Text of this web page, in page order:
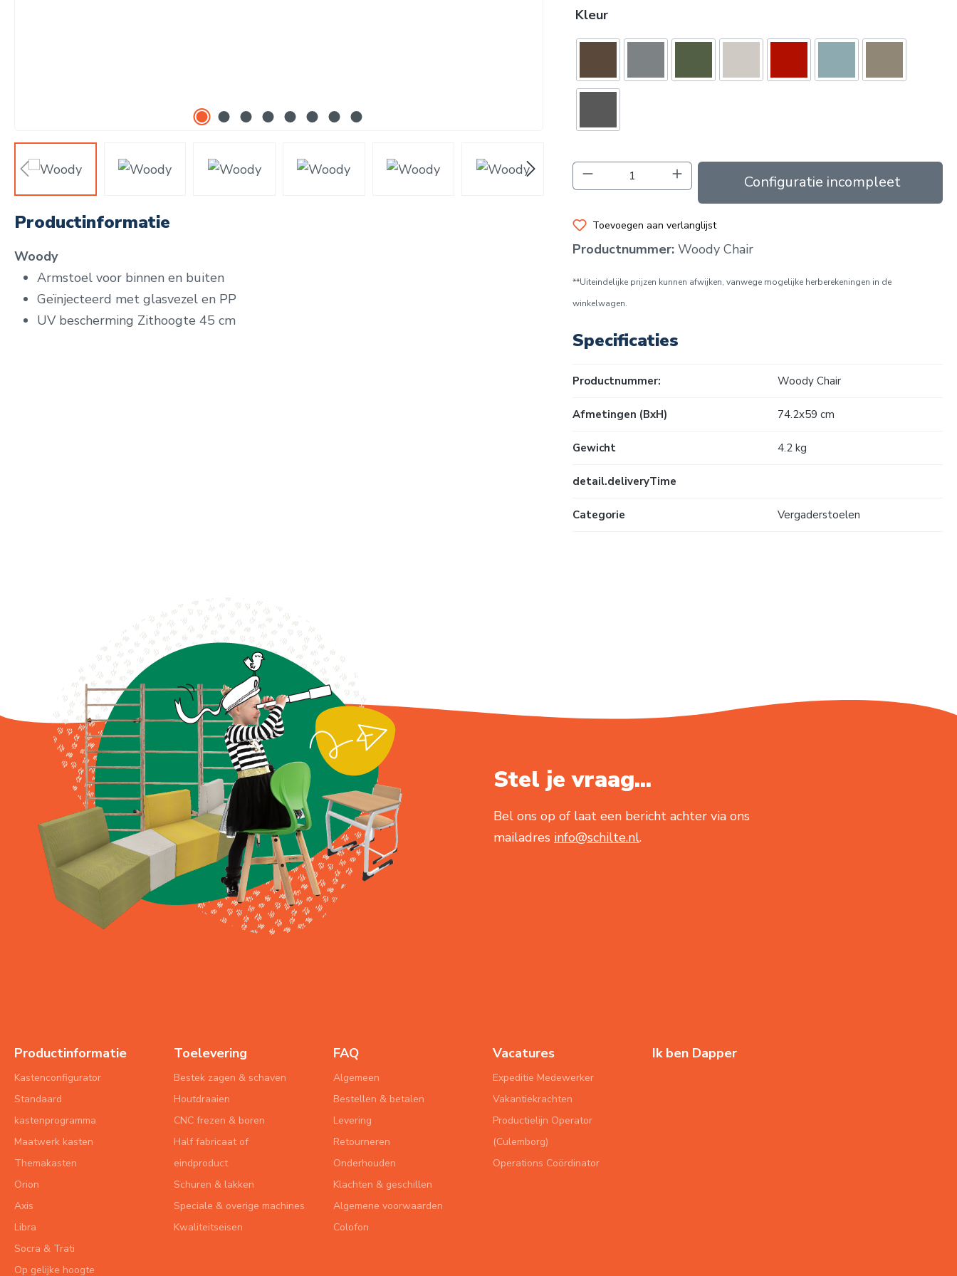
Productinformatie
Woody
Armstoel voor binnen en buiten
Geïnjecteerd met glasvezel en PP
UV bescherming Zithoogte 45 cm
Kleur
Producthoeveelheid: Voer de gewenste
In de winkelmand
Toevoegen aan verlanglijst
Productnummer: Woody Chair
**Uiteindelijke prijzen kunnen afwijken, vanwege mogelijke herberekeningen in de
winkelwagen.
Specificaties
Productnummer: Woody Chair
Afmetingen (BxH) 74.2x59 cm
Gewicht 4.2 kg
detail.deliveryTime
Categorie Vergaderstoelen
Stel je vraag...
Bel ons op of laat een bericht achter via ons
mailadres info@schilte.nl.
Productinformatie
Kastenconfigurator
Standaard
kastenprogramma
Maatwerk kasten
Themakasten
Orion
Axis
Libra
Socra & Trati
Op gelijke hoogte
Toelevering
Bestek zagen & schaven
Houtdraaien
CNC frezen & boren
Half fabricaat of
eindproduct
Schuren & lakken
Speciale & overige machines
Kwaliteitseisen
FAQ
Algemeen
Bestellen & betalen
Levering
Retourneren
Onderhouden
Klachten & geschillen
Algemene voorwaarden
Colofon
Vacatures
Expeditie Medewerker
Vakantiekrachten
Productielijn Operator
(Culemborg)
Operations Coördinator
Ik ben Dapper